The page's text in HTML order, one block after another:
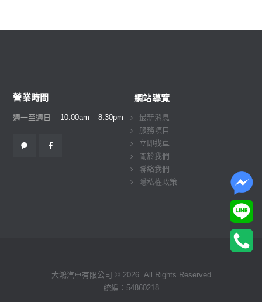
營業時間
週一至週日 10:00am – 8:30pm
網站導覽
最新消息
服務項目
立即找車
關於我們
聯絡我們
隱私權政策
大鴻汽車有限公司 © 2026. All Rights Reserved
統編：54860218